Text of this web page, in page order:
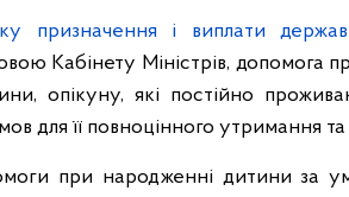
призначення і виплати
Кабінету Міністрів, допомога
опікуну, які постійно
для її повноцінного утримання та
при народженні дитини за